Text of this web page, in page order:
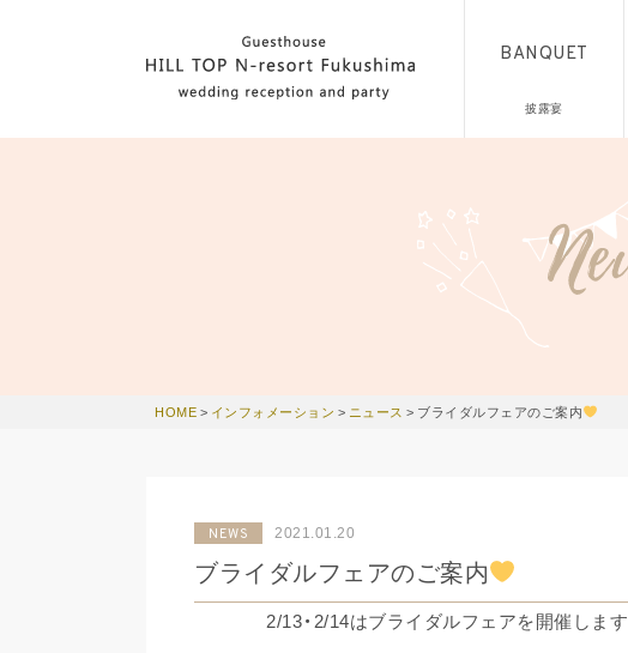
BANQUET
披露宴
HOME> インフォメーション > ニュース > ブライダルフェアのご案内
NEWS 2021.01.20
ブライダルフェアのご案内
2/13・2/14はブライダルフェアを開催します